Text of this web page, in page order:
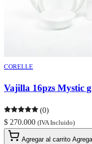
CORELLE
Vajilla 16pzs Mystic
(0)
$ 270.000 (IVA Incluido)
Agregar al carrito